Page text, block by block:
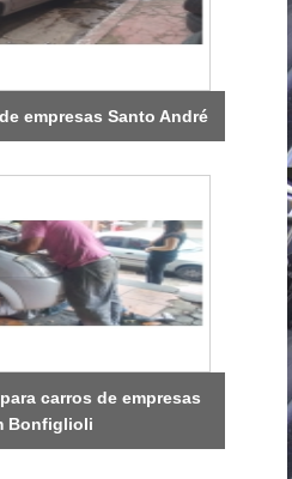
empresas Santo André
carros de empresas
Bonfiglioli